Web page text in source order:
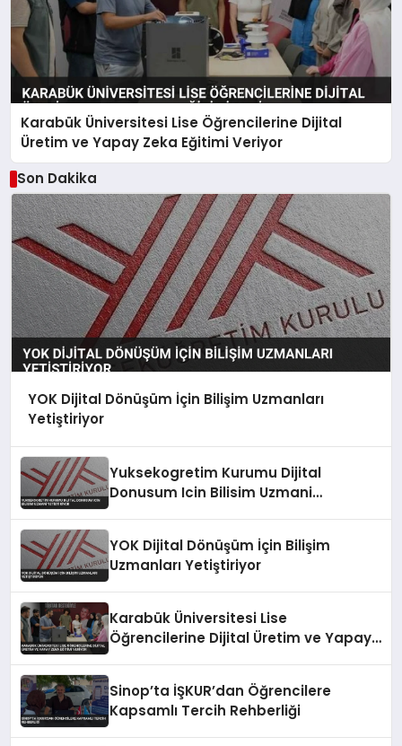
Karabük Üniversitesi Lise Öğrencilerine Dijital
Üretim ve Yapay Zeka Eğitimi Veriyor
Son Dakika
YOK Dijital Dönüşüm İçin Bilişim Uzmanları
Yetiştiriyor
Yuksekogretim Kurumu Dijital
Donusum Icin Bilisim Uzmani
YOK Dijital Dönüşüm İçin Bilişim
Uzmanları Yetiştiriyor
Karabük Üniversitesi Lise
Öğrencilerine Dijital Üretim ve Yapay
Sinop’ta İŞKUR’dan Öğrencilere
Kapsamlı Tercih Rehberliği